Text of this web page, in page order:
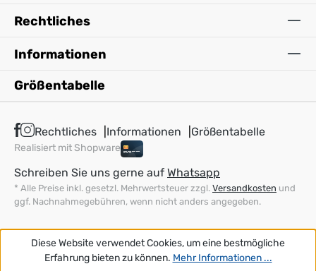
Rechtliches
Informationen
Größentabelle
Rechtliches Informationen Größentabelle
Realisiert mit Shopware
Schreiben Sie uns gerne auf Whatsapp
* Alle Preise inkl. gesetzl. Mehrwertsteuer zzgl. Versandkosten und
ggf. Nachnahmegebühren, wenn nicht anders angegeben.
Diese Website verwendet Cookies, um eine bestmögliche
Erfahrung bieten zu können. Mehr Informationen ...